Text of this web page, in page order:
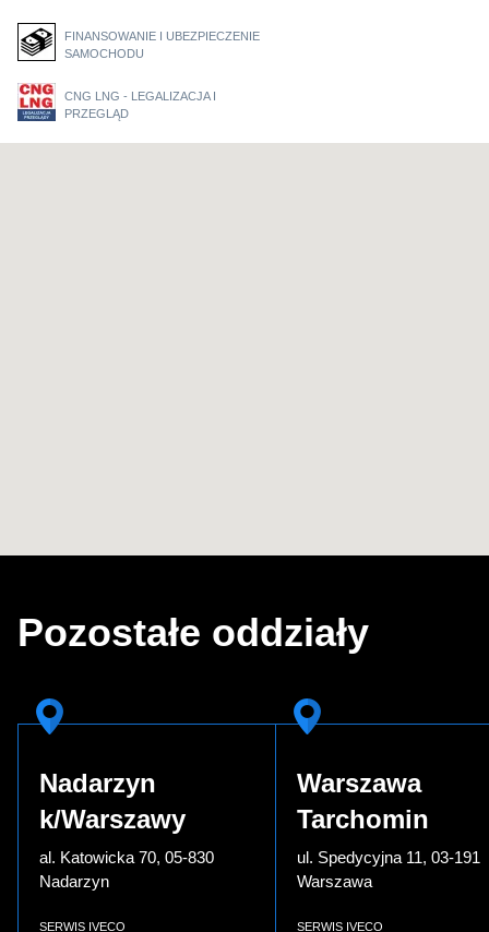
FINANSOWANIE I UBEZPIECZENIE
SAMOCHODU
CNG LNG - LEGALIZACJA I
PRZEGLĄD
Pozostałe oddziały
Nadarzyn
k/Warszawy
al. Katowicka 70, 05-830
Nadarzyn
SERWIS IVECO
Warszawa
Tarchomin
ul. Spedycyjna 11, 03-191
Warszawa
SERWIS IVECO